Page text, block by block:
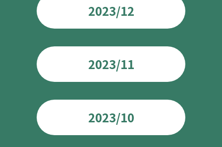
2023/12
2023/11
2023/10